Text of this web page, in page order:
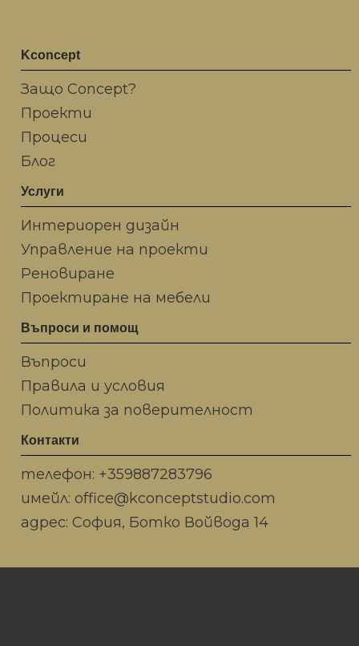
Kconcept
Защо Concept?
Проекти
Процеси
Блог
Услуги
Интериорен дизайн
Управление на проекти
Реновиране
Проектиране на мебели
Въпроси и помощ
Въпроси
Правилa и условия
Политика за поверителност
Контакти
телефон: +359887283796
имейл: office@kconceptstudio.com
адрес: София, Ботко Войвода 14